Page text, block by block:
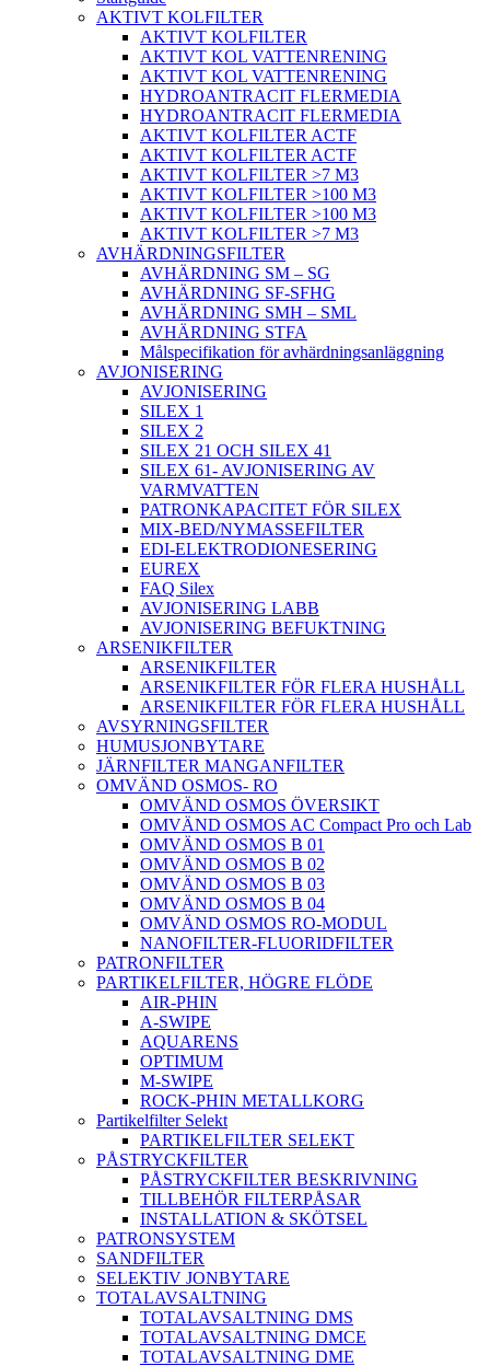
AKTIVT KOLFILTER
AKTIVT KOLFILTER
AKTIVT KOL VATTENRENING
AKTIVT KOL VATTENRENING
HYDROANTRACIT FLERMEDIA
HYDROANTRACIT FLERMEDIA
AKTIVT KOLFILTER ACTF
AKTIVT KOLFILTER ACTF
AKTIVT KOLFILTER >7 M3
AKTIVT KOLFILTER >100 M3
AKTIVT KOLFILTER >100 M3
AKTIVT KOLFILTER >7 M3
AVHÄRDNINGSFILTER
AVHÄRDNING SM – SG
AVHÄRDNING SF-SFHG
AVHÄRDNING SMH – SML
AVHÄRDNING STFA
Målspecifikation för avhärdningsanläggning
AVJONISERING
AVJONISERING
SILEX 1
SILEX 2
SILEX 21 OCH SILEX 41
SILEX 61- AVJONISERING AV
VARMVATTEN
PATRONKAPACITET FÖR SILEX
MIX-BED/NYMASSEFILTER
EDI-ELEKTRODIONESERING
EUREX
FAQ Silex
AVJONISERING LABB
AVJONISERING BEFUKTNING
ARSENIKFILTER
ARSENIKFILTER
ARSENIKFILTER FÖR FLERA HUSHÅLL
ARSENIKFILTER FÖR FLERA HUSHÅLL
AVSYRNINGSFILTER
HUMUSJONBYTARE
JÄRNFILTER MANGANFILTER
OMVÄND OSMOS- RO
OMVÄND OSMOS ÖVERSIKT
OMVÄND OSMOS AC Compact Pro och Lab
OMVÄND OSMOS B 01
OMVÄND OSMOS B 02
OMVÄND OSMOS B 03
OMVÄND OSMOS B 04
OMVÄND OSMOS RO-MODUL
NANOFILTER-FLUORIDFILTER
PATRONFILTER
PARTIKELFILTER, HÖGRE FLÖDE
AIR-PHIN
A-SWIPE
AQUARENS
OPTIMUM
M-SWIPE
ROCK-PHIN METALLKORG
Partikelfilter Selekt
PARTIKELFILTER SELEKT
PÅSTRYCKFILTER
PÅSTRYCKFILTER BESKRIVNING
TILLBEHÖR FILTERPÅSAR
INSTALLATION & SKÖTSEL
PATRONSYSTEM
SANDFILTER
SELEKTIV JONBYTARE
TOTALAVSALTNING
TOTALAVSALTNING DMS
TOTALAVSALTNING DMCE
TOTALAVSALTNING DME